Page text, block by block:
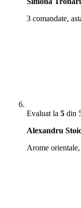
3 comandate,
Evaluat la 5 din
Alexandru
Arome